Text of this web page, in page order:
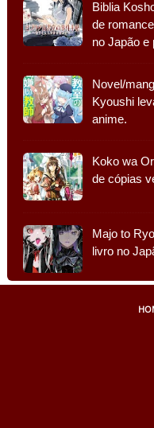
Biblia
de
no Japão e
Novel/
Kyoushi
anime.
Koko wa
de cópias
Majo to
livro no